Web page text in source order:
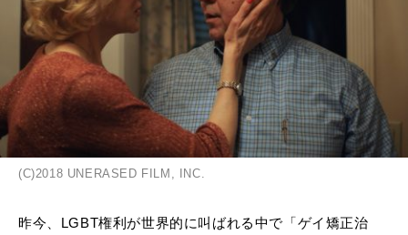
(C)2018 UNERASED FILM, INC.
昨今、LGBT権利が世界的に叫ばれる中で「ゲイ矯正治